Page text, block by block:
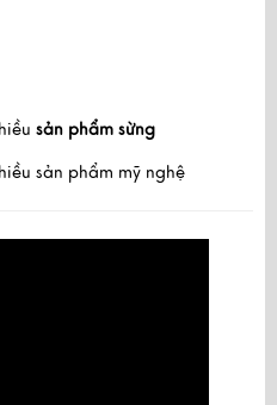
sản phẩm sừng
sản phẩm mỹ nghệ